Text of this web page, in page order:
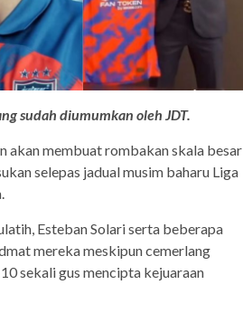
sudah diumumkan oleh JDT.
akan membuat rombakan skala besar
selepas jadual musim baharu Liga
Esteban Solari serta beberapa
mereka meskipun cemerlang
sekali gus mencipta kejuaraan